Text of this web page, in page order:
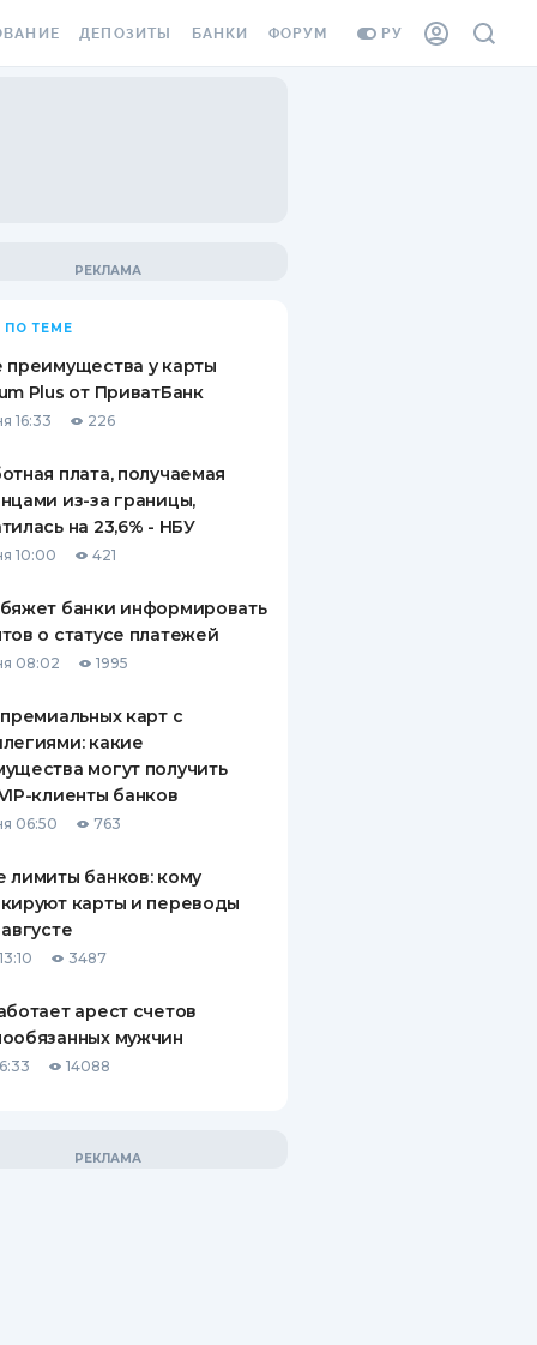
РУ
ВИНЬЕТКА
СОТРУДНИКОВ
ОТ
СЛУЧАЕВ
ПОЛИСЫ
О СТРАХОВЫХ
ДЕПОЗИТЫ
ВОПРОСЫ И ОТВЕТЫ
ПУТЕВОДИТЕЛИ ПО
БАНКИ ФОРУМ
ПО ТЕМЕ
преимущества у карты
Plus от ПриватБанк
16:33 226
плата, получаемая
из-за границы,
на 23,6% - НБУ
10:00 421
банки информировать
о статусе платежей
08:02 1995
карт с
какие
могут получить
клиенты банков
06:50 763
лимиты банков: кому
карты и переводы
3487
арест счетов
мужчин
14088